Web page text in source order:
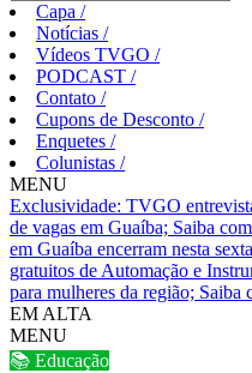
Capa /
Notícias /
Vídeos TVGO /
PODCAST /
Contato /
Cupons de Desconto /
Enquetes /
Colunistas /
MENU
Exclusividade: TVGO
de vagas em Guaíba; Saiba
em Guaíba encerram nesta sexta
gratuitos de Automação e
para mulheres da região; Saiba
EM ALTA
MENU
📚 Educação